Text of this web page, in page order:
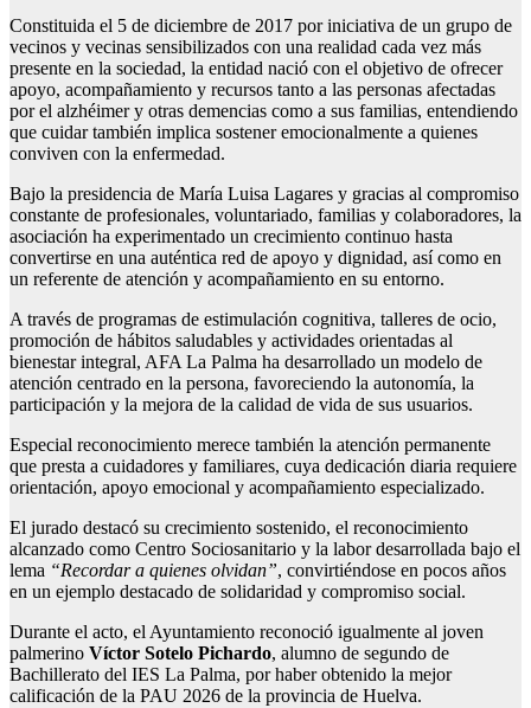
Constituida el 5 de diciembre de 2017 por iniciativa de un grupo de
vecinos y vecinas sensibilizados con una realidad cada vez más
presente en la sociedad, la entidad nació con el objetivo de ofrecer
apoyo, acompañamiento y recursos tanto a las personas afectadas
por el alzhéimer y otras demencias como a sus familias, entendiendo
que cuidar también implica sostener emocionalmente a quienes
conviven con la enfermedad.
Bajo la presidencia de María Luisa Lagares y gracias al compromiso
constante de profesionales, voluntariado, familias y colaboradores, la
asociación ha experimentado un crecimiento continuo hasta
convertirse en una auténtica red de apoyo y dignidad, así como en
un referente de atención y acompañamiento en su entorno.
A través de programas de estimulación cognitiva, talleres de ocio,
promoción de hábitos saludables y actividades orientadas al
bienestar integral, AFA La Palma ha desarrollado un modelo de
atención centrado en la persona, favoreciendo la autonomía, la
participación y la mejora de la calidad de vida de sus usuarios.
Especial reconocimiento merece también la atención permanente
que presta a cuidadores y familiares, cuya dedicación diaria requiere
orientación, apoyo emocional y acompañamiento especializado.
El jurado destacó su crecimiento sostenido, el reconocimiento
alcanzado como Centro Sociosanitario y la labor desarrollada bajo el
lema “Recordar a quienes olvidan”, convirtiéndose en pocos años
en un ejemplo destacado de solidaridad y compromiso social.
Durante el acto, el Ayuntamiento reconoció igualmente al joven
palmerino Víctor Sotelo Pichardo, alumno de segundo de
Bachillerato del IES La Palma, por haber obtenido la mejor
calificación de la PAU 2026 de la provincia de Huelva.